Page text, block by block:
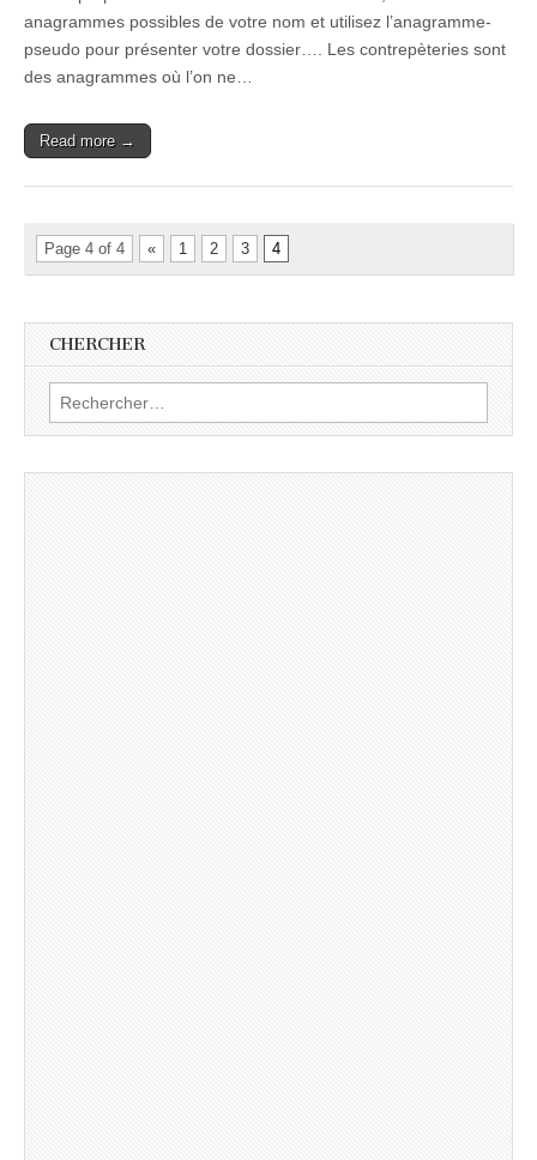
anagrammes possibles de votre nom et utilisez l’anagramme-
pseudo pour présenter votre dossier…. Les contrepèteries sont
des anagrammes où l’on ne…
Read more →
Page 4 of 4 « 1 2 3 4
CHERCHER
Rechercher :